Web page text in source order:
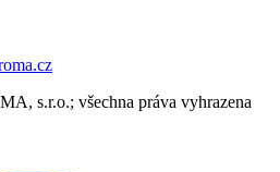
s.r.o.; všechna práva vyhrazena